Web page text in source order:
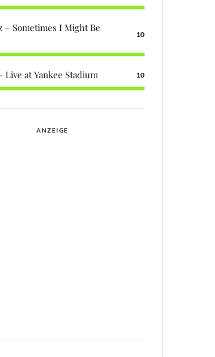
– Sometimes I Might Be
10
Live at Yankee Stadium 10
ANZEIGE